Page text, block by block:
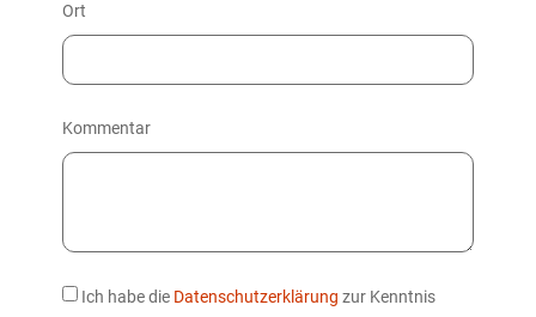
Ort
Kommentar
Ich habe die Datenschutzerklärung zur Kenntnis